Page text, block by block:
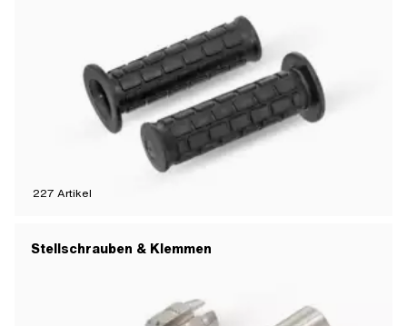
227 Artikel
Stellschrauben & Klemmen